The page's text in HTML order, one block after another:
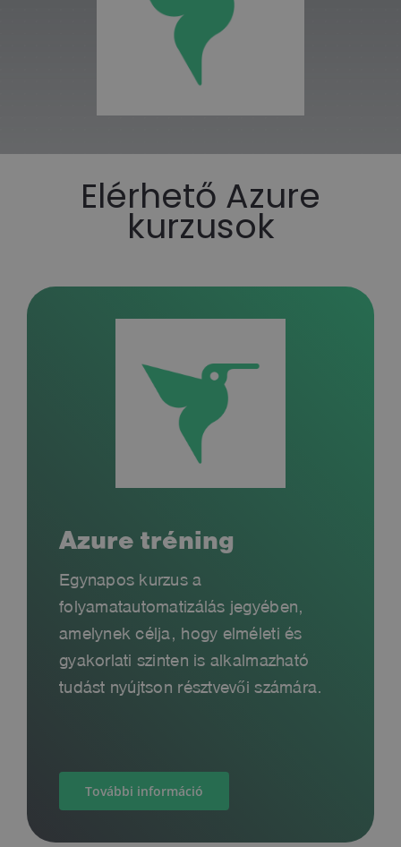
Elérhető Azure
kurzusok
Azure tréning
Egynapos kurzus a
folyamatautomatizálás jegyében,
amelynek célja, hogy elméleti és
gyakorlati szinten is alkalmazható
tudást nyújtson résztvevői számára.
További információ